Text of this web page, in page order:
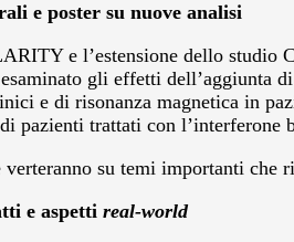
e poster su nuove analisi
e l’estensione dello
gli effetti
e di risonanza magnetica in
pazienti trattati con l’interferone
su temi importanti
e aspetti real-world